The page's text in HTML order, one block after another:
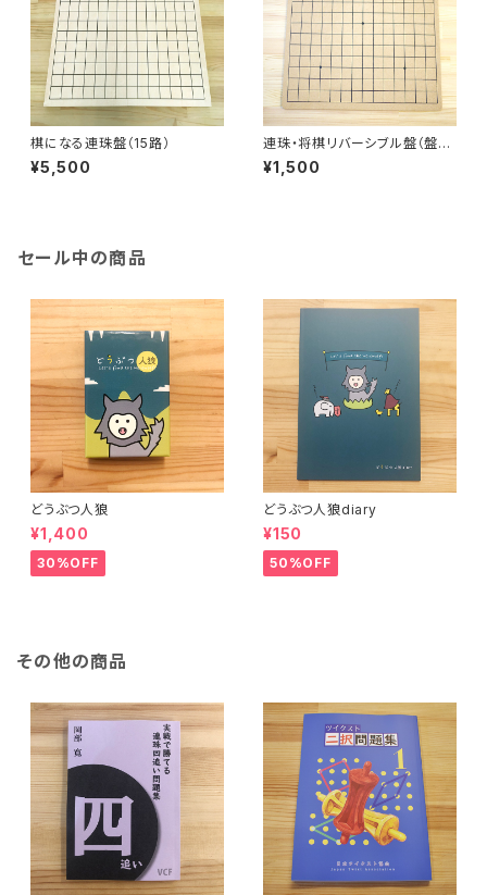
棋になる連珠盤（15路）
¥5,500
連珠・将棋リバーシブル盤（盤の
み）
¥1,500
セール中の商品
どうぶつ人狼
¥1,400
30%OFF
どうぶつ人狼diary
¥150
50%OFF
その他の商品